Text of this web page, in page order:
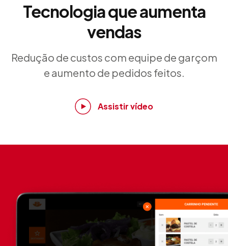
Tecnologia que aumenta
vendas
Redução de custos com equipe de garçom
e aumento de pedidos feitos.
Assistir vídeo